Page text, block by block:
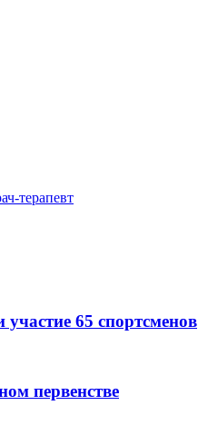
терапевт
65 спортсменов
первенстве